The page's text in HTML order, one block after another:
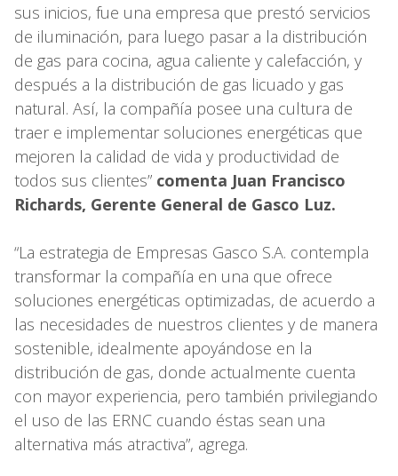
sus inicios, fue una empresa que prestó servicios
de iluminación, para luego pasar a la distribución
de gas para cocina, agua caliente y calefacción, y
después a la distribución de gas licuado y gas
natural. Así, la compañía posee una cultura de
traer e implementar soluciones energéticas que
mejoren la calidad de vida y productividad de
todos sus clientes” comenta Juan Francisco
Richards, Gerente General de Gasco Luz.
“La estrategia de Empresas Gasco S.A. contempla
transformar la compañía en una que ofrece
soluciones energéticas optimizadas, de acuerdo a
las necesidades de nuestros clientes y de manera
sostenible, idealmente apoyándose en la
distribución de gas, donde actualmente cuenta
con mayor experiencia, pero también privilegiando
el uso de las ERNC cuando éstas sean una
alternativa más atractiva”, agrega.​​​​​​​